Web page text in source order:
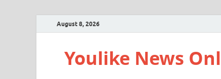
August 8, 2026
Youlike News